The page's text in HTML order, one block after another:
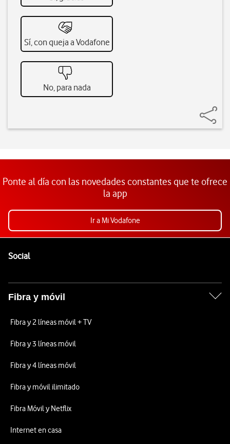
Sí, con queja a Vodafone
No, para nada
Ponte al día con las novedades constantes que te ofrece
la app
Ir a Mi Vodafone
SocialEnlaces a las redes sociales de Vodafone
Fibra y móvil
Fibra y 2 líneas móvil + TV
Fibra y 3 líneas móvil
Fibra y 4 líneas móvil
Fibra y móvil ilimitado
Fibra Móvil y Netflix
Internet en casa